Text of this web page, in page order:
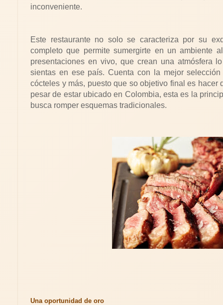
inconveniente.
Este restaurante no solo se caracteriza por su
completo que permite sumergirte en un ambiente
presentaciones en vivo, que crean una atmósfera
sientas en ese país. Cuenta con la mejor
cócteles y más, puesto que so objetivo final es
pesar de estar ubicado en Colombia, esta es la
busca romper esquemas tradicionales.
Una oportunidad de oro